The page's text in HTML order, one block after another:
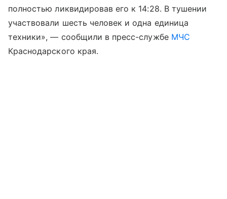
полностью ликвидировав его к 14:28. В тушении
участвовали шесть человек и одна единица
техники», — сообщили в пресс-службе МЧС
Краснодарского края.